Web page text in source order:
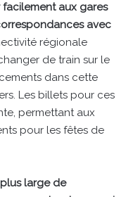
aux gares
avec
régionale
de train sur le
dans cette
Les billets pour ces
permettant aux
pour les fêtes de
large de